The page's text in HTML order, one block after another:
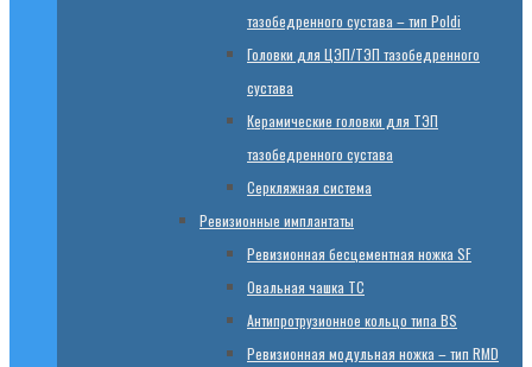
тазобедренного сустава – тип Poldi
Головки для ЦЭП/ТЭП тазобедренного
сустава
Керамические головки для ТЭП
тазобедренного сустава
Серкляжная система
Ревизионные имплантаты
Ревизионная бесцементная ножка SF
Овальная чашка TC
Антипротрузионное кольцо типа BS
Ревизионная модульная ножка – тип RMD